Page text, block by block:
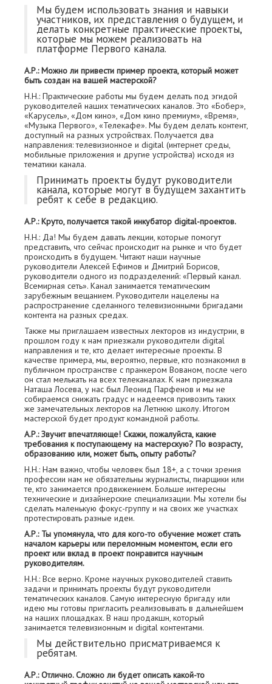
Мы будем использовать знания и навыки
участников, их представления о будущем, и
делать конкретные практические проекты,
которые мы можем реализовать на
платформе Первого канала.
А.Р.: Можно ли привести пример проекта, который может
быть создан на вашей мастерской?
Н.Н.: Практические работы мы будем делать под эгидой
руководителей наших тематических каналов. Это «Бобер»,
«Карусель», «Дом кино», «Дом кино премиум», «Время»,
«Музыка Первого», «Телекафе». Мы будем делать контент,
доступный на разных устройствах. Получается два
направления: телевизионное и digital (интернет среды,
мобильные приложения и другие устройства) исходя из
тематики канала.
Принимать проекты будут руководители
канала, которые могут в будущем захантить
ребят к себе в редакцию.
А.Р.: Круто, получается такой инкубатор digital-проектов.
Н.Н.: Да! Мы будем давать лекции, которые помогут
представить, что сейчас происходит на рынке и что будет
происходить в будущем. Читают наши научные
руководители Алексей Ефимов и Дмитрий Борисов,
руководители одного из подразделений: «Первый канал.
Всемирная сеть». Канал занимается тематическим
зарубежным вещанием. Руководители нацелены на
распространение сделанного телевизионными бригадами
контента на разных средах.
Также мы приглашаем известных лекторов из индустрии, в
прошлом году к нам приезжали руководители digital
направления и те, кто делает интересные проекты. В
качестве примера, мы, вероятно, первые, кто познакомил в
публичном пространстве с пранкером Вованом, после чего
он стал мелькать на всех телеканалах. К нам приезжала
Наташа Лосева, у нас был Леонид Парфенов и мы не
собираемся снижать градус и надеемся привозить таких
же замечательных лекторов на Летнюю школу. Итогом
мастерской будет продукт командной работы.
А.Р.: Звучит впечатляюще! Скажи, пожалуйста, какие
требования к поступающему на мастерскую? По возрасту,
образованию или, может быть, опыту работы?
Н.Н.: Нам важно, чтобы человек был 18+, а с точки зрения
профессии нам не обязательны журналисты, пиарщики или
те, кто занимается продвижением. Больше интересны
технические и дизайнерские специализации. Мы хотели бы
сделать маленькую фокус-группу и на своих же участках
протестировать разные идеи.
А.Р.: Ты упомянула, что для кого-то обучение может стать
началом карьеры или переломным моментом, если его
проект или вклад в проект понравится научным
руководителям.
Н.Н.: Все верно. Кроме научных руководителей ставить
задачи и принимать проекты будут руководители
тематических каналов. Самую интересную бригаду или
идею мы готовы пригласить реализовывать в дальнейшем
на наших площадках. В наш продакшн, который
занимается телевизионным и digital контентами.
Мы действительно присматриваемся к
ребятам.
А.Р.: Отлично. Сложно ли будет описать какой-то